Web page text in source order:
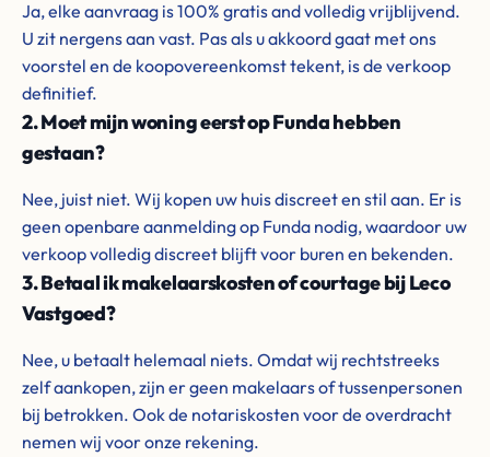
Ja, elke aanvraag is 100% gratis and volledig vrijblijvend.
U zit nergens aan vast. Pas als u akkoord gaat met ons
voorstel en de koopovereenkomst tekent, is de verkoop
definitief.
2. Moet mijn woning eerst op Funda hebben
gestaan?
Nee, juist niet. Wij kopen uw huis discreet en stil aan. Er is
geen openbare aanmelding op Funda nodig, waardoor uw
verkoop volledig discreet blijft voor buren en bekenden.
3. Betaal ik makelaarskosten of courtage bij Leco
Vastgoed?
Nee, u betaalt helemaal niets. Omdat wij rechtstreeks
zelf aankopen, zijn er geen makelaars of tussenpersonen
bij betrokken. Ook de notariskosten voor de overdracht
nemen wij voor onze rekening.